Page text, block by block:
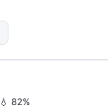
💧 82%